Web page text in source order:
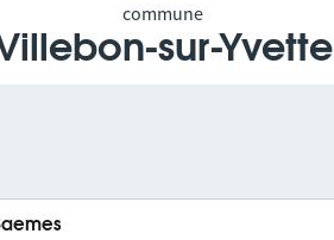
commune
sur-Yvette